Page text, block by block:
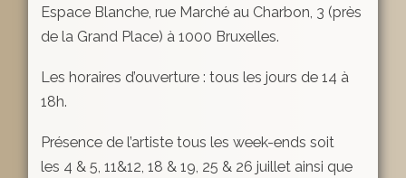
Espace Blanche, rue Marché au Charbon, 3 (près
de la Grand Place) à 1000 Bruxelles.
Les horaires d’ouverture : tous les jours de 14 à
18h.
Présence de l’artiste tous les week-ends soit
les 4 & 5, 11&12, 18 & 19, 25 & 26 juillet ainsi que